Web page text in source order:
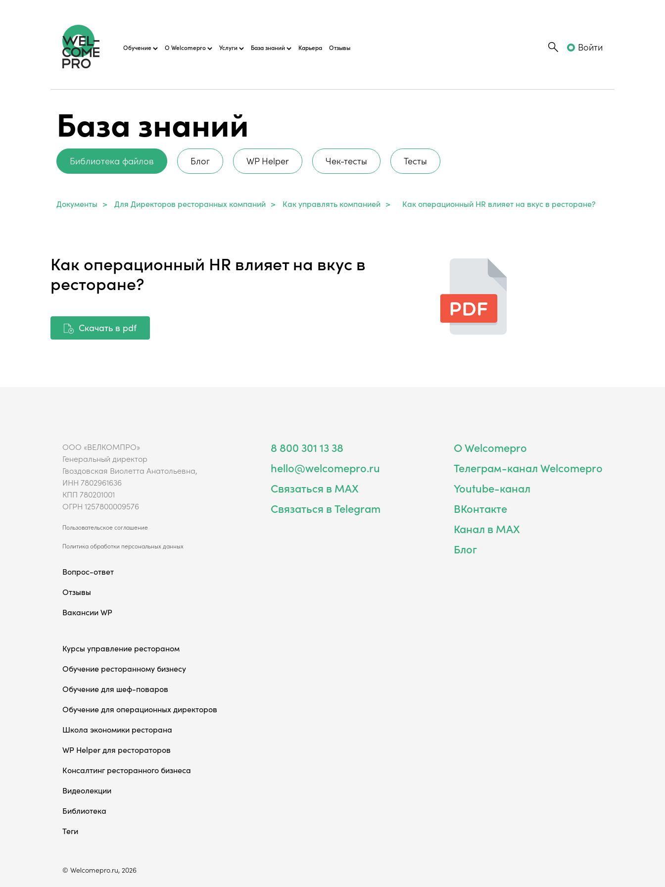
Обучение О Welcomepro Услуги База знаний Карьера Отзывы Войти
База знаний
Библиотека файлов Блог WP Helper Чек-тесты Тесты
Документы > Для Директоров ресторанных компаний > Как управлять компанией > Как операционный HR влияет на вкус в ресторане?
Как операционный HR влияет на вкус в
ресторане?
Скачать в pdf
ООО «ВЕЛКОМПРО»
Генеральный директор
Гвоздовская Виолетта Анатольевна,
ИНН 7802961636
КПП 780201001
ОГРН 1257800009576
Пользовательское соглашение
Политика обработки персональных данных
Вопрос-ответ
Отзывы
Вакансии WP
8 800 301 13 38
hello@welcomepro.ru
Связаться в MAX
Связаться в Telegram
О Welcomepro
Телеграм-канал Welcomepro
Youtube-канал
ВКонтакте
Канал в MAX
Блог
Курсы управление рестораном
Обучение ресторанному бизнесу
Обучение для шеф-поваров
Обучение для операционных директоров
Школа экономики ресторана
WP Helper для рестораторов
Консалтинг ресторанного бизнеса
Видеолекции
Библиотека
Теги
© Welcomepro.ru, 2026